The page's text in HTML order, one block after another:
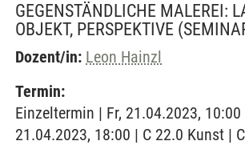
GEGENSTÄNDLICHE MALEREI:
OBJEKT, PERSPEKTIVE
Dozent/in: Leon Hainzl
Termin:
Einzeltermin | Fr, 21.04.2023, 10:00
21.04.2023, 18:00 | C 22.0 Kunst |